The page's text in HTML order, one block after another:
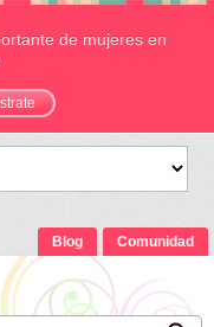
de mujeres en
Blog Comunidad